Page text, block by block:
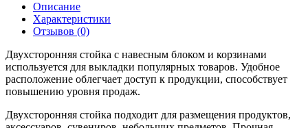
Описание
Характеристики
Отзывов (0)
Двухсторонняя стойка с навесным блоком и корзинами
используется для выкладки популярных товаров. Удобное
расположение облегчает доступ к продукции, способствует
повышению уровня продаж.
Двухсторонняя стойка подходит для размещения продуктов,